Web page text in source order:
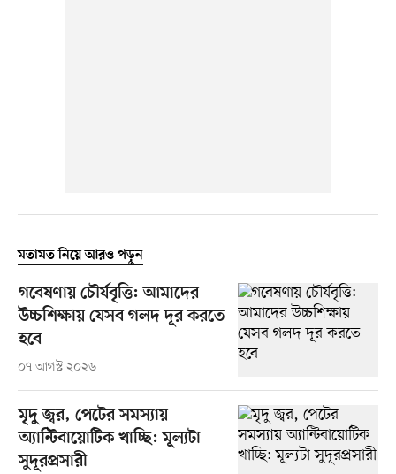
মতামত নিয়ে আরও পড়ুন
গবেষণায় চৌর্যবৃত্তি: আমাদের
উচ্চশিক্ষায় যেসব গলদ দূর করতে
হবে
০৭ আগস্ট ২০২৬
মৃদু জ্বর, পেটের সমস্যায়
অ্যান্টিবায়োটিক খাচ্ছি: মূল্যটা
সুদূরপ্রসারী